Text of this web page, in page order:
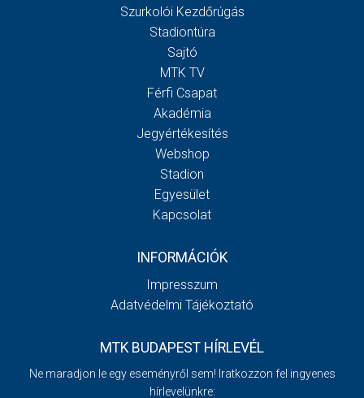
Szurkolói Kezdőrúgás
Stadiontúra
Sajtó
MTK TV
Férfi Csapat
Akadémia
Jegyértékesítés
Webshop
Stadion
Egyesület
Kapcsolat
INFORMÁCIÓK
Impresszum
Adatvédelmi Tájékoztató
MTK BUDAPEST HÍRLEVÉL
Ne maradjon le egy eseményről sem! Iratkozzon fel ingyenes
hírlevelünkre: